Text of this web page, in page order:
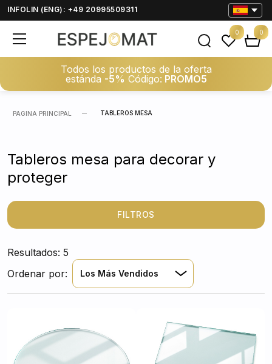
INFOLIN (ENG): +49 20995509311
Todos los productos de la oferta
estánda -5% Código: PROMO5
0 0
PAGINA PRINCIPAL TABLEROS MESA
Tableros mesa para decorar y
proteger
FILTROS
Resultados: 5
Ordenar por:
Los Más Vendidos